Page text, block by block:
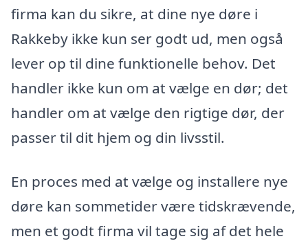
firma kan du sikre, at dine nye døre i
Rakkeby ikke kun ser godt ud, men også
lever op til dine funktionelle behov. Det
handler ikke kun om at vælge en dør; det
handler om at vælge den rigtige dør, der
passer til dit hjem og din livsstil.
En proces med at vælge og installere nye
døre kan sommetider være tidskrævende,
men et godt firma vil tage sig af det hele